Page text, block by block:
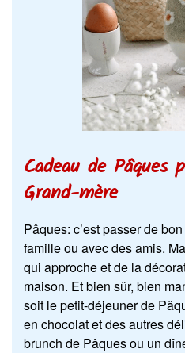
Cadeau de Pâques
Grand-mère
Pâques: c’est passer de
famille ou avec des amis.
qui approche et de la
maison. Et bien sûr, bien
soit le petit-déjeuner de
en chocolat et des autres
brunch de Pâques ou un